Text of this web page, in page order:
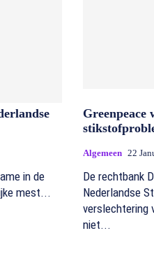
in de
mest...
Greenpeace
Algemeen 22
De rechtbank
Nederlandse
verslechtering
niet...